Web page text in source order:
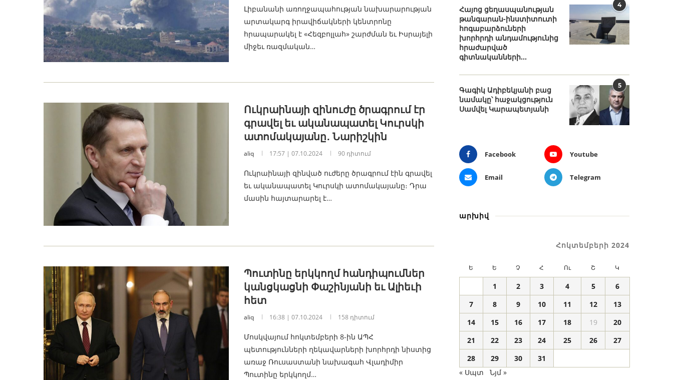
Լիբանանի առողջապահության նախարարության
արտակարգ իրավիճակների կենտրոնը
հրապարակել է «Հեզբոլլահ» շարժման եւ Իսրայելի
միջեւ ռազմական…
Ուկրաինայի զինուժը ծրագրում էր
գրավել եւ ականապատել Կուրսկի
ատոմակայանը․ Նարիշկին
aliq 17:57 | 07.10.2024 90 դիտում
Ուկրաինայի զինված ուժերը ծրագրում էին գրավել
եւ ականապատել Կուրսկի ատոմակայանը։ Դրա
մասին հայտարարել է…
Պուտինը երկկողմ հանդիպումներ
կանցկացնի Փաշինյանի եւ Ալիեւի
հետ
aliq 16:38 | 07.10.2024 158 դիտում
Մոսկվայում հոկտեմբերի 8-ին ԱՊՀ
պետությունների ղեկավարների խորհրդի նիստից
առաջ Ռուսաստանի նախագահ Վլադիմիր
Պուտինը երկկողմ…
4
Հայոց ցեղասպանության
թանգարան-ինստիտուտի
հոգաբարձուների
խորհրդի անդամությունից
հրաժարված
գիտնականների...
5
Գագիկ Ադիբեկյանի բաց
նամակը՝ հաջակցություն
Սամվել Կարապետյանի
Facebook Youtube
Email Telegram
արխիվ
Հոկտեմբերի 2024
Ե Ե Չ Հ Ու Շ Կ
1 2 3 4 5
6
7
8 9 10 11 12
13
14
15 16 17 18 19
20
21
22 23 24 25 26
27
28
29 30
31
« Սպտ
Նյմ »